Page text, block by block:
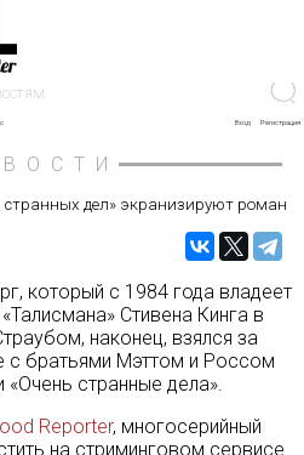
Вход Регистрация
странных дел» экранизируют роман
который с 1984 года владеет
Стивена Кинга в
наконец, взялся за
с братьями Мэттом и Россом
странные дела».
Reporter, многосерийный
на стриминговом сервисе